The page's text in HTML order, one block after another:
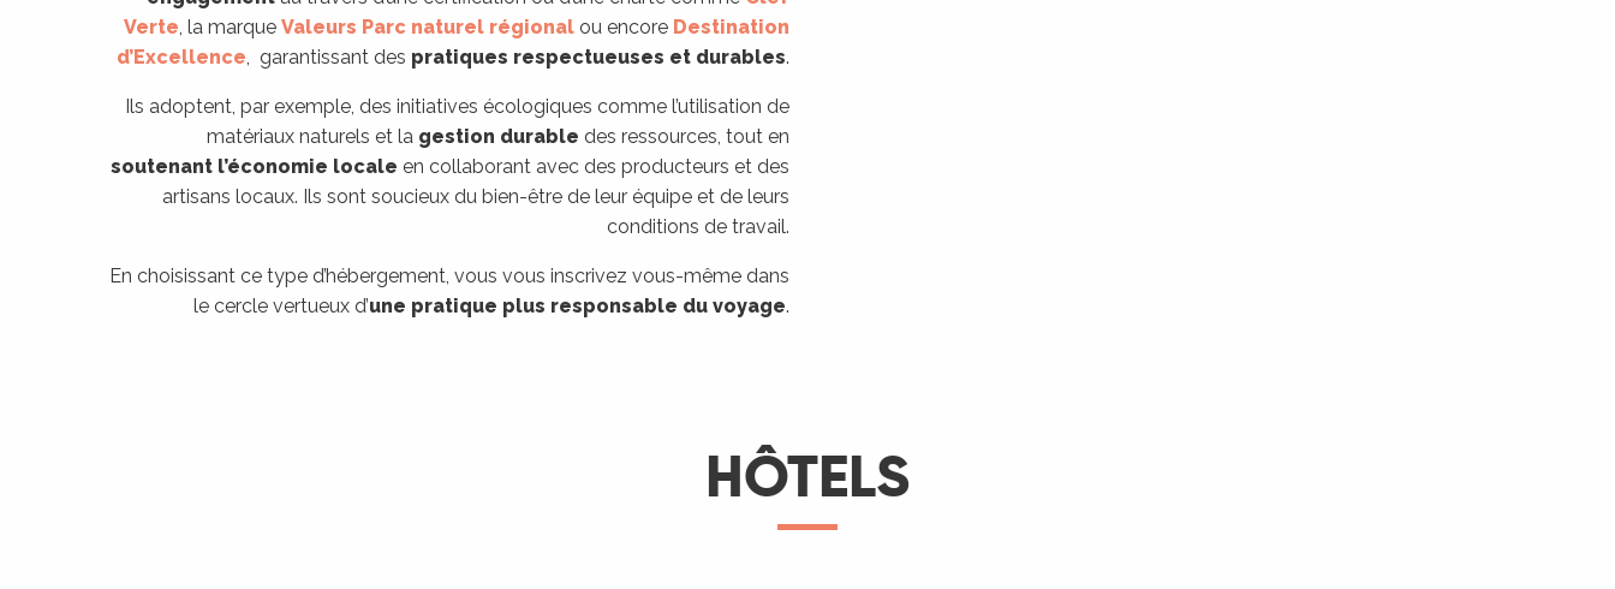
Verte, la marque Valeurs Parc naturel régional ou encore Destination
d’Excellence, garantissant des pratiques respectueuses et durables.
Ils adoptent, par exemple, des initiatives écologiques comme l’utilisation de
matériaux naturels et la gestion durable des ressources, tout en
soutenant l’économie locale en collaborant avec des producteurs et des
artisans locaux. Ils sont soucieux du bien-être de leur équipe et de leurs
conditions de travail.
En choisissant ce type d’hébergement, vous vous inscrivez vous-même dans
le cercle vertueux d’une pratique plus responsable du voyage.
HÔTELS